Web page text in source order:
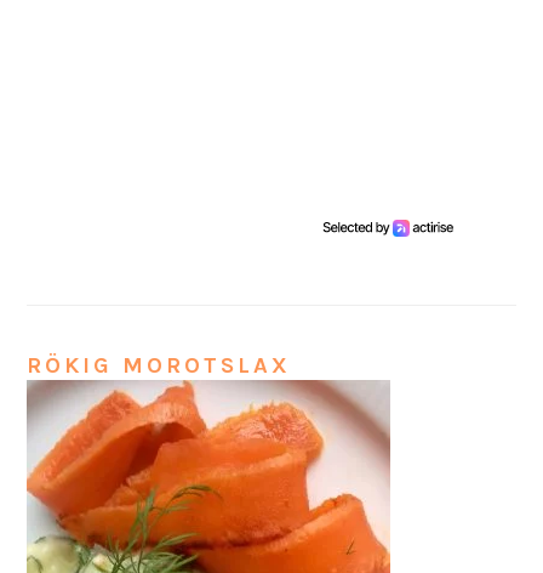
RÖKIG MOROTSLAX